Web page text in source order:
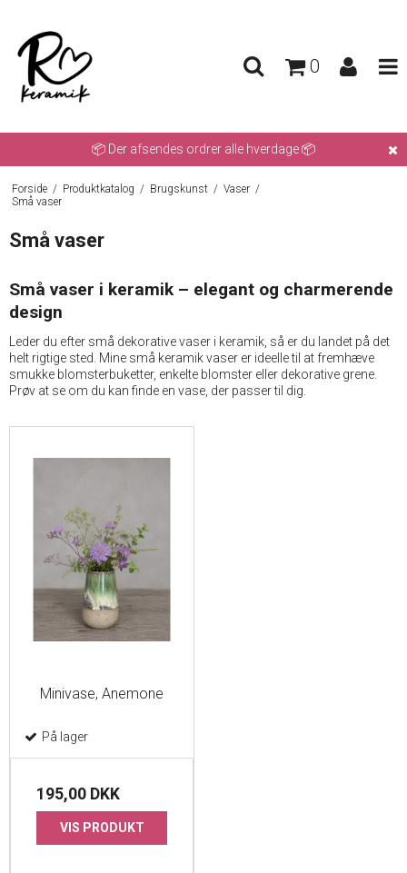
0
📦 Der afsendes ordrer alle hverdage 📦
Forside / Produktkatalog / Brugskunst / Vaser /
Små vaser
Små vaser
Små vaser i keramik – elegant og charmerende
design
Leder du efter små dekorative vaser i keramik, så er du landet på det
helt rigtige sted. Mine små keramik vaser er ideelle til at fremhæve
smukke blomsterbuketter, enkelte blomster eller dekorative grene.
Prøv at se om du kan finde en vase, der passer til dig.
Minivase, Anemone
På lager
195,00 DKK
VIS PRODUKT